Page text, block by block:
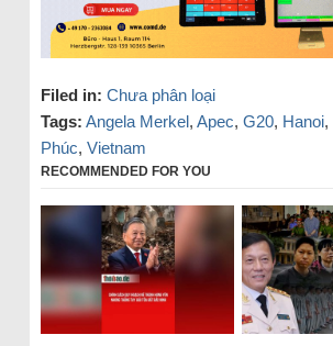
Filed in: Chưa phân loại
Tags: Angela Merkel, Apec, G20, Hanoi,
Phúc, Vietnam
RECOMMENDED FOR YOU